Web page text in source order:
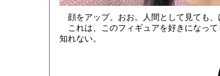
顔をアップ。おお。人間として見ても
これは、このフィギュアを好きになっ
知れない。